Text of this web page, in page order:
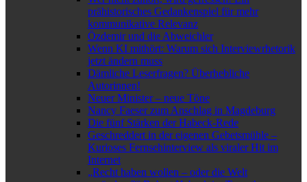
prähistorisches Gedankenspiel für mehr
kommunikative Relevanz
Özdemir und die Abweichler
Wenn KI mithört: Warum sich Interviewrhetorik
jetzt ändern muss
Dämliche Leserfragen? Überhebliche
Autorinnen!
Neuer Minister – neue Töne
Nancy Faeser zum Anschlag in Magdeburg
Die fünf Stärken der Habeck-Rede
Geschreddert in der eigenen Gebetsmühle –
Kurioses Fernsehinterview als viraler Hit im
Internet
„Recht haben wollen – oder die Welt